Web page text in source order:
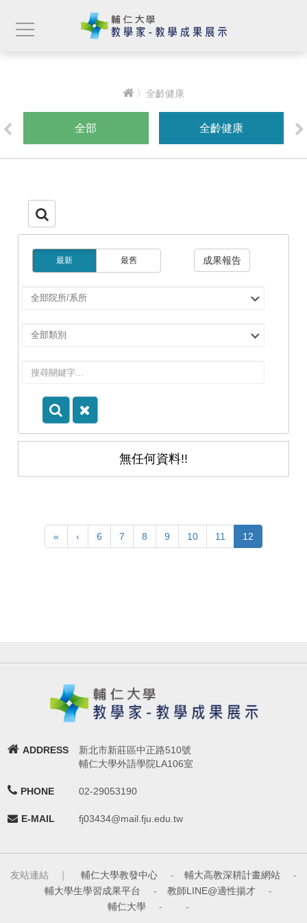
〉全齡健康
全部 全齡健康
最新 最舊 成果報告
選
所/
所
選
別
無任何資料!!
« ‹ 6 7 8 9 10 11 12
ADDRESS
新北市新莊區中正路510號
輔仁大學外語學院LA106室
PHONE 02-29053190
E-MAIL fj03434@mail.fju.edu.tw
友站連結 ｜ 輔仁大學教發中心 - 輔大高教深耕計畫網站
-
輔大學生學習成果平台
- 教師LINE@適性揚才
-
輔仁大學
- -